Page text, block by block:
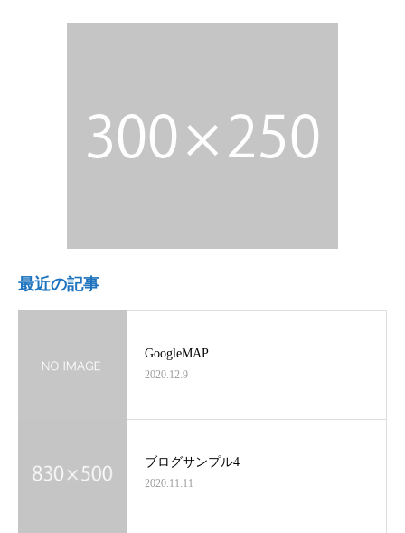
最近の記事
GoogleMAP
2020.12.9
ブログサンプル4
2020.11.11